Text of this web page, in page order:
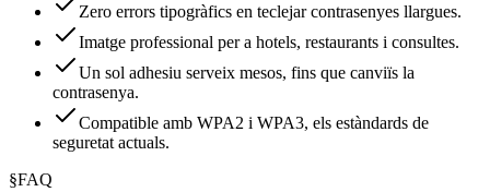
Zero errors tipogràfics en teclejar contrasenyes llargues.
Imatge professional per a hotels, restaurants i consultes.
Un sol adhesiu serveix mesos, fins que canviïs la
contrasenya.
Compatible amb WPA2 i WPA3, els estàndards de
seguretat actuals.
§FAQ